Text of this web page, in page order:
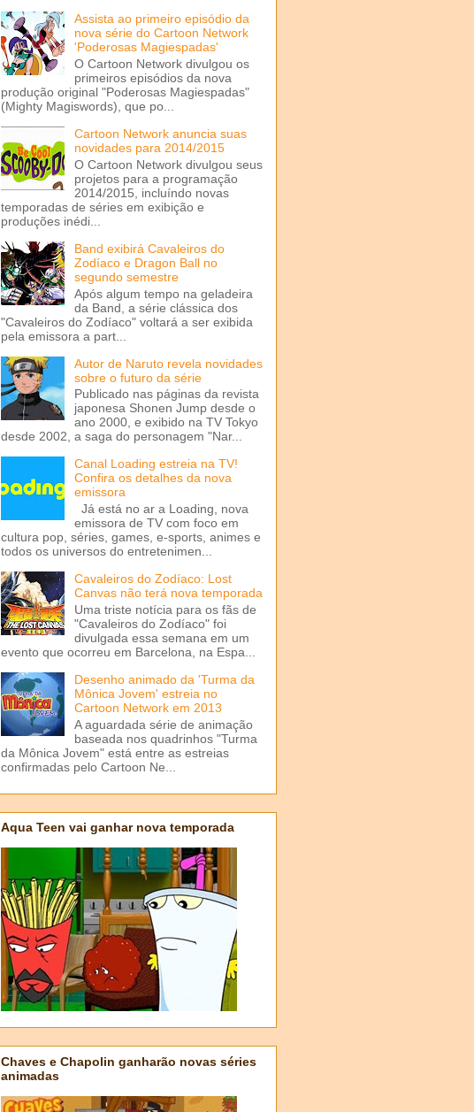
Assista ao primeiro episódio da
nova série do Cartoon Network
'Poderosas Magiespadas'
O Cartoon Network divulgou os
primeiros episódios da nova
produção original "Poderosas Magiespadas"
(Mighty Magiswords), que po...
Cartoon Network anuncia suas
novidades para 2014/2015
O Cartoon Network divulgou seus
projetos para a programação
2014/2015, incluíndo novas
temporadas de séries em exibição e
produções inédi...
Band exibirá Cavaleiros do
Zodíaco e Dragon Ball no
segundo semestre
Após algum tempo na geladeira
da Band, a série clássica dos
"Cavaleiros do Zodíaco" voltará a ser exibida
pela emissora a part...
Autor de Naruto revela novidades
sobre o futuro da série
Publicado nas páginas da revista
japonesa Shonen Jump desde o
ano 2000, e exibido na TV Tokyo
desde 2002, a saga do personagem "Nar...
Canal Loading estreia na TV!
Confira os detalhes da nova
emissora
Já está no ar a Loading, nova
emissora de TV com foco em
cultura pop, séries, games, e-sports, animes e
todos os universos do entretenimen...
Cavaleiros do Zodíaco: Lost
Canvas não terá nova temporada
Uma triste notícia para os fãs de
"Cavaleiros do Zodíaco" foi
divulgada essa semana em um
evento que ocorreu em Barcelona, na Espa...
Desenho animado da 'Turma da
Mônica Jovem' estreia no
Cartoon Network em 2013
A aguardada série de animação
baseada nos quadrinhos "Turma
da Mônica Jovem" está entre as estreias
confirmadas pelo Cartoon Ne...
Aqua Teen vai ganhar nova temporada
Chaves e Chapolin ganharão novas séries
animadas